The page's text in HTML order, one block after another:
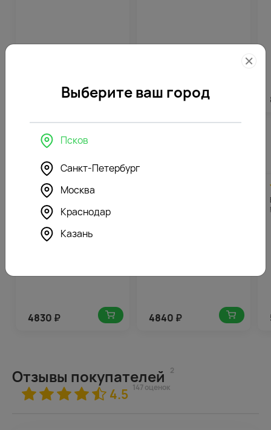
2523 ₽
Похожие товары
4.7(199)
Букет цветов Лавандовый
4830 ₽ 4840 ₽
Отзывы покупателей 2
4.5 147 оценок
Выберите ваш город
Псков
Санкт-Петербург
Москва
Краснодар
Казань